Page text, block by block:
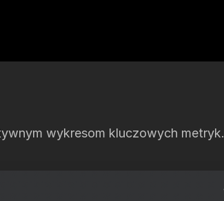
wykresom kluczowych metryk.